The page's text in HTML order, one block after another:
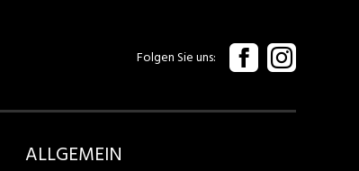
Folgen Sie uns
ALLGEMEIN